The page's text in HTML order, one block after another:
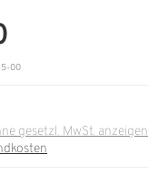
00
gesetzl. MwSt. anzeigen